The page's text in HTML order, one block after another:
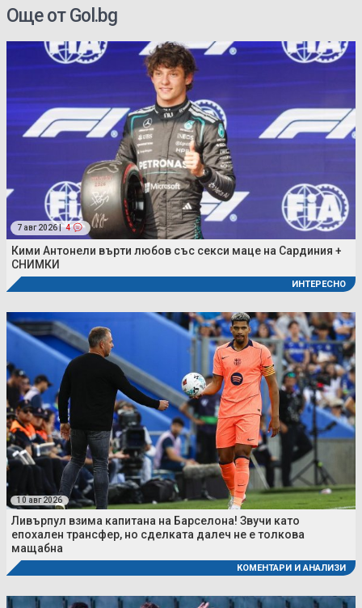
Още от Gol.bg
7 авг 2026 | 4
Кими Антонели върти любов със секси маце на Сардиния +
СНИМКИ
ИНТЕРЕСНО
10 авг 2026
Ливърпул взима капитана на Барселона! Звучи като
епохален трансфер, но сделката далеч не е толкова
мащабна
КОМЕНТАРИ И АНАЛИЗИ